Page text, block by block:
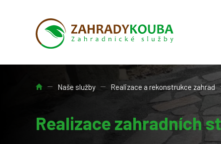
Úvod Naše služby Realizace a rekonstrukce zahrad
Realizace zahradních